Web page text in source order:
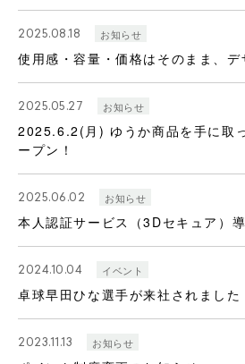
2025.08.18 お知らせ
使用感・容量・価格はそのまま、デ
2025.05.27 お知らせ
2025.6.2(月) ゆうか商品を手に取
ープン！
2025.06.02 お知らせ
本人認証サービス（3Dセキュア）
2024.10.04 イベント
卓球早田ひな選手が来社されました
2023.11.13 お知らせ